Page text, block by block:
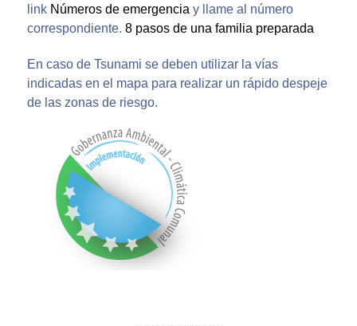
link Números de emergencia y llame al número
correspondiente. 8 pasos de una familia preparada
En caso de Tsunami se deben utilizar la vías
indicadas en el mapa para realizar un rápido despeje
de las zonas de riesgo.